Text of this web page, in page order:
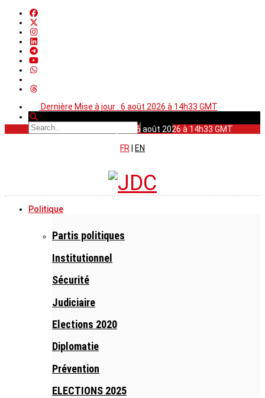
Dernière Mise à jour : 6 août 2026 à 14h33 GMT
Dernière Mise à jour : 6 août 2026 à 14h33 GMT
FR
EN
Politique
Partis politiques
Institutionnel
Sécurité
Judiciaire
Elections 2020
Diplomatie
Prévention
ELECTIONS 2025